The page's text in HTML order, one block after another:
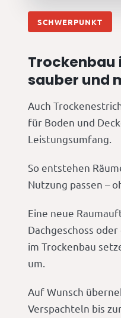
SCHWERPUNKT
Trockenbau
sauber und
Auch
für Boden und
Leistungsumfang.
So entstehen
Nutzung passen –
Eine neue
Dachgeschoss
im Trockenbau
um.
Auf Wunsch
Verspachteln bis